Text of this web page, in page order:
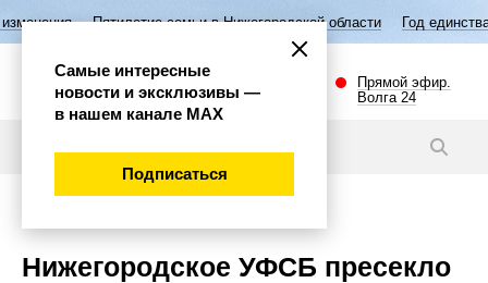
семьи в Нижегородской области Год единства народов России
Прямой эфир.
Волга 24
Нижегородское УФСБ пресекло
Самые интересные
новости и эксклюзивы —
в нашем канале МАХ
Подписаться